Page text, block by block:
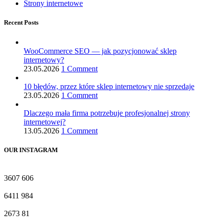
Strony internetowe
Recent Posts
WooCommerce SEO — jak pozycjonować sklep
internetowy?
23.05.2026 1 Comment
10 błędów, przez które sklep internetowy nie sprzedaje
23.05.2026 1 Comment
Dlaczego mała firma potrzebuje profesjonalnej strony
internetowej?
13.05.2026 1 Comment
OUR INSTAGRAM
3607 606
6411 984
2673 81